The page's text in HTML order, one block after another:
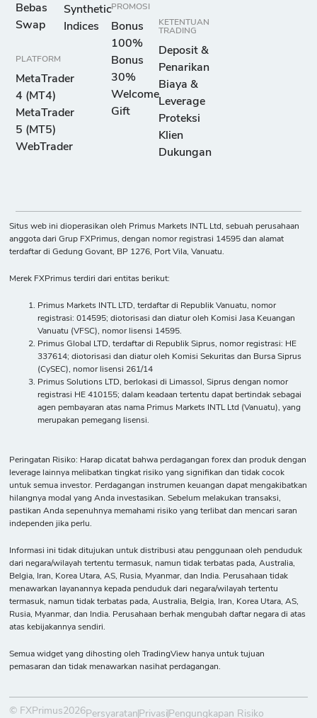
Bebas
Swap
PLATFORM
MetaTrader
4 (MT4)
MetaTrader
5 (MT5)
WebTrader
Synthetic
Indices
PROMOSI
Bonus
100%
Bonus
30%
Welcome
Gift
KETENTUAN
TRADING
Deposit &
Penarikan
Biaya &
Leverage
Proteksi
Klien
Dukungan
Situs web ini dioperasikan oleh Primus Markets INTL Ltd, sebuah perusahaan
anggota dari Grup FXPrimus, dengan nomor registrasi 14595 dan alamat
terdaftar di Gedung Govant, BP 1276, Port Vila, Vanuatu.
Merek FXPrimus terdiri dari entitas berikut:
Primus Markets INTL LTD, terdaftar di Republik Vanuatu, nomor
registrasi: 014595; diotorisasi dan diatur oleh Komisi Jasa Keuangan
Vanuatu (VFSC), nomor lisensi 14595.
Primus Global LTD, terdaftar di Republik Siprus, nomor registrasi: HE
337614; diotorisasi dan diatur oleh Komisi Sekuritas dan Bursa Siprus
(CySEC), nomor lisensi 261/14
Primus Solutions LTD, berlokasi di Limassol, Siprus dengan nomor
registrasi HE 410155; dalam keadaan tertentu dapat bertindak sebagai
agen pembayaran atas nama Primus Markets INTL Ltd (Vanuatu), yang
merupakan pemegang lisensi.
Peringatan Risiko: Harap dicatat bahwa perdagangan forex dan produk dengan
leverage lainnya melibatkan tingkat risiko yang signifikan dan tidak cocok
untuk semua investor. Perdagangan instrumen keuangan dapat mengakibatkan
hilangnya modal yang Anda investasikan. Sebelum melakukan transaksi,
pastikan Anda sepenuhnya memahami risiko yang terlibat dan mencari saran
independen jika perlu.
Informasi ini tidak ditujukan untuk distribusi atau penggunaan oleh penduduk
dari negara/wilayah tertentu termasuk, namun tidak terbatas pada, Australia,
Belgia, Iran, Korea Utara, AS, Rusia, Myanmar, dan India. Perusahaan tidak
menawarkan layanannya kepada penduduk dari negara/wilayah tertentu
termasuk, namun tidak terbatas pada, Australia, Belgia, Iran, Korea Utara, AS,
Rusia, Myanmar, dan India. Perusahaan berhak mengubah daftar negara di atas
atas kebijakannya sendiri.
Semua widget yang dihosting oleh TradingView hanya untuk tujuan
pemasaran dan tidak menawarkan nasihat perdagangan.
© FXPrimus2026Persyaratan Privasi Pengungkapan Risiko